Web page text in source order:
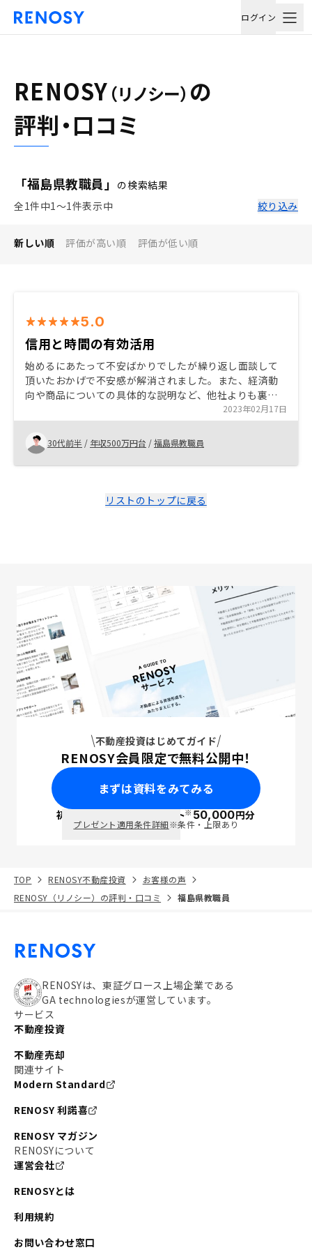
ログイン
RENOSY （リノシー） の
評判・口コミ
「福島県教職員」 の検索結果
全1件中1〜1件表示中
絞り込み
新しい順 評価が高い順 評価が低い順
5.0
信用と時間の有効活用
始めるにあたって不安ばかりでしたが繰り返し面談して
頂いたおかげで不安感が解消されました。また、経済動
向や商品についての具体的な説明など、他社よりも裏付
けされたデータがあったことで、安心につながりまし
た。ありがとうございました！
2023年02月17日
30代前半 / 年収500万円台 /福島県教職員
リストのトップに戻る
不動産投資はじめてガイド
RENOSY会員限定で無料公開中！
まずは資料をみてみる
初回面談で ポイント※50,000円分
プレゼント適用条件詳細※条件・上限あり
TOP RENOSY不動産投資
お客様の声
RENOSY（リノシー）の評判・口コミ
福島県教職員
RENOSYは、東証グロース上場企業である
GA technologiesが運営しています。
サービス
不動産投資
不動産売却
関連サイト
Modern Standard
RENOSY 利諾喜
RENOSY マガジン
RENOSYについて
運営会社
RENOSYとは
利用規約
お問い合わせ窓口